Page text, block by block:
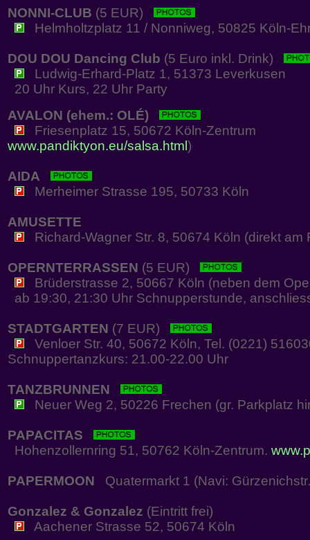
NONNI-CLUB (5 EUR)
Helmholtzplatz 11 / Nonniweg, 50825 Köln-
DOU DOU Dancing Club (5 Euro inkl. Drink)
Ludwig-Erhard-Platz 1, 51373 Leverkusen
20 Uhr Kurs, 22 Uhr Party
AVALON (ehem.: OLÉ)
Friesenplatz 15, 50672 Köln-Zentrum
www.pandiktyon.eu/salsa.html )
AIDA
Merheimer Strasse 195, 50733 Köln
AMUSETTE
Richard-Wagner Str. 8, 50674 Köln (direkt am
OPERNTERRASSEN (5 EUR)
Brüderstrasse 2, 50667 Köln (neben dem
ab 19:30, 21:30 Uhr Schnupperstunde,
STADTGARTEN (7 EUR)
Venloer Str. 40, 50672 Köln, Tel. (0221)
Schnuppertanzkurs: 21.00-22.00 Uhr
TANZBRUNNEN
Neuer Weg 2, 50226 Frechen (gr. Parkplatz
PAPACITAS
Hohenzollernring 51, 50762 Köln-Zentrum.
PAPERMOON Quatermarkt 1 (Navi:
Gonzalez & Gonzalez (Eintritt frei)
Aachener Strasse 52, 50674 Köln